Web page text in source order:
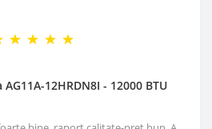
12HRDN8I - 12000 BTU